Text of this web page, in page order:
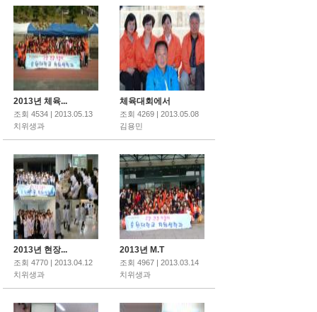
2013년 체육...
조회 4534 | 2013.05.13
치위생과
체육대회에서
조회 4269 | 2013.05.08
김용민
2013년 현장...
조회 4770 | 2013.04.12
치위생과
2013년 M.T
조회 4967 | 2013.03.14
치위생과